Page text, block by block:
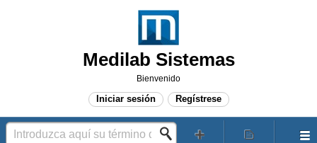
Medilab Sistemas
Bienvenido
Iniciar sesión Regístrese